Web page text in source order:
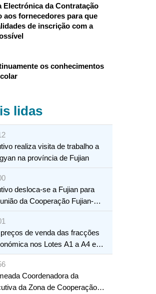
Electrónica da Contratação
aos fornecedores para que
de inscrição com a
os conhecimentos
lidas
realiza visita de trabalho a
na província de Fujian
desloca-se a Fujian para
da Cooperação Fujian-
de venda das fracções
nos Lotes A1 a A4 e
Novos Aterros
Coordenadora da
da Zona de Cooperação